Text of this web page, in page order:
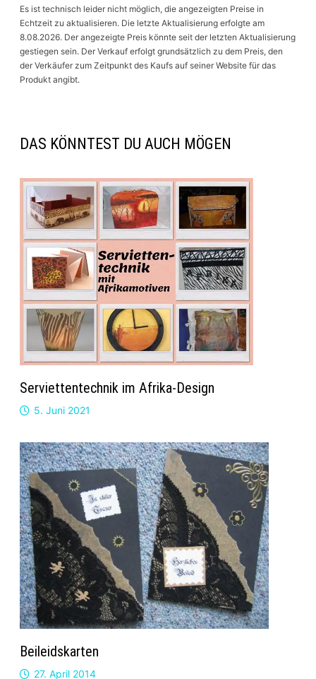
Es ist technisch leider nicht möglich, die angezeigten Preise in
Echtzeit zu aktualisieren. Die letzte Aktualisierung erfolgte am
8.08.2026. Der angezeigte Preis könnte seit der letzten Aktualisierung
gestiegen sein. Der Verkauf erfolgt grundsätzlich zu dem Preis, den
der Verkäufer zum Zeitpunkt des Kaufs auf seiner Website für das
Produkt angibt.
DAS KÖNNTEST DU AUCH MÖGEN
Serviettentechnik im Afrika-Design
5. Juni 2021
Beileidskarten
27. April 2014